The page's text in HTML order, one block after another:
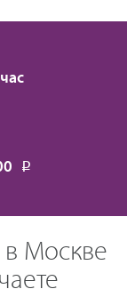
Р
Москве